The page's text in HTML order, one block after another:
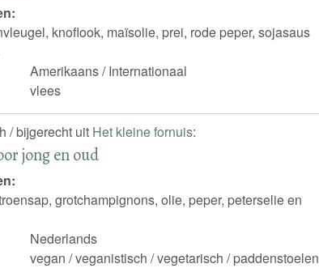
knoflook, maïsolie, prei, rode peper, sojasaus
Amerikaans / Internationaal
vlees
/ bijgerecht uit Het kleine fornuis:
jong en oud
grotchampignons, olie, peper, peterselie en
Nederlands
vegan / veganistisch / vegetarisch / paddenstoelen